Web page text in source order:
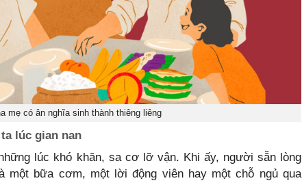
mẹ có ân nghĩa sinh thành thiêng liêng
lúc gian nan
lúc khó khăn, sa cơ lỡ vận. Khi ấy, người sẵn lòng
một bữa cơm, một lời động viên hay một chỗ ngủ qua